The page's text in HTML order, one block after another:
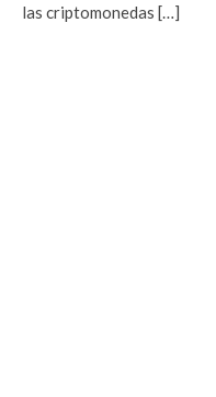
las criptomonedas […]